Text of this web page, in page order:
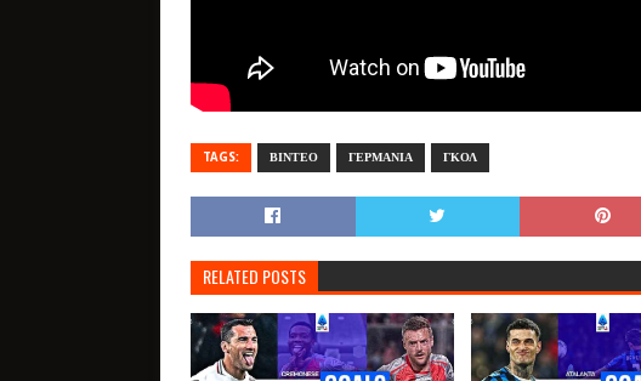
TAGS: ΒΙΝΤΕΟ ΓΕΡΜΑΝΙΑ ΓΚΟΛ
RELATED POSTS